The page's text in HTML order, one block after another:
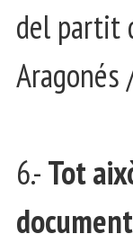
del partit
Aragonés
6.-Tot